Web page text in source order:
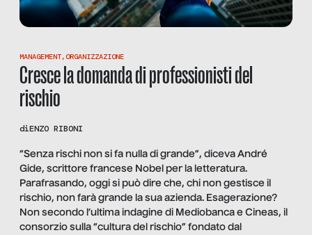
MANAGEMENT,ORGANIZZAZIONE
Cresce la domanda di professionisti del
rischio
diENZO RIBONI
“Senza rischi non si fa nulla di grande”, diceva André
Gide, scrittore francese Nobel per la letteratura.
Parafrasando, oggi si può dire che, chi non gestisce il
rischio, non farà grande la sua azienda. Esagerazione?
Non secondo l’ultima indagine di Mediobanca e Cineas, il
consorzio sulla “cultura del rischio” fondato dal